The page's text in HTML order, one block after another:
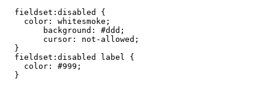
fieldset :disabled
{
color : whitesmoke ;
background : #ddd ;
cursor : not - allowed ;
}
fieldset :disabled label
{
color : #999 ;
}